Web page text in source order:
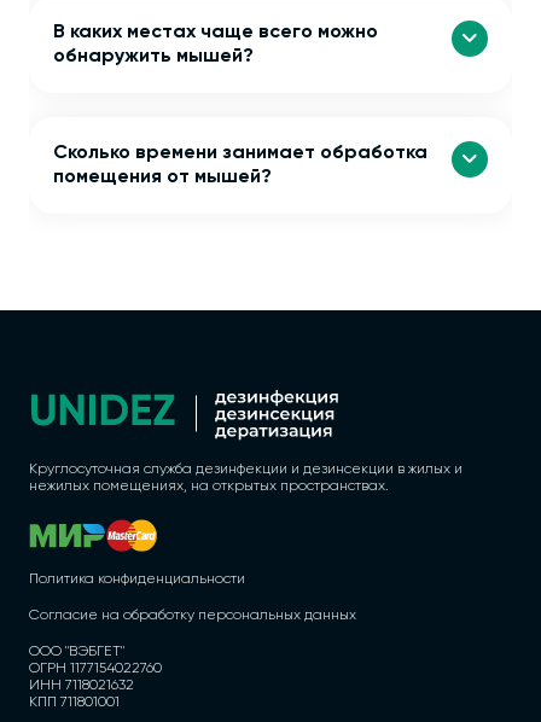
В каких местах чаще всего можно
обнаружить мышей?
Сколько времени занимает обработка
помещения от мышей?
Круглосуточная служба дезинфекции и дезинсекции в жилых и
нежилых помещениях, на открытых пространствах.
Политика конфиденциальности
Согласие на обработку персональных данных
ООО "ВЭБГЕТ"
ОГРН 1177154022760
ИНН 7118021632
КПП 711801001